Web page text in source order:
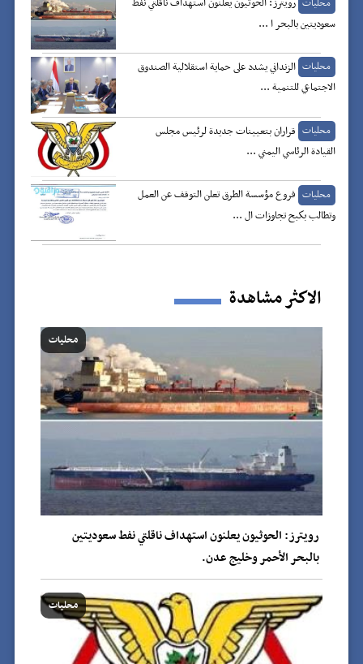
محليات
سعوديتين بالبحر ا ...
محليات الزنداني يشدد على حماية استقلالية الصندوق
الاجتماعي للتنمية ...
محليات قراران بتعيينات جديدة لرئيس مجلس
القيادة الرئاسي اليمني ...
محليات فروع مؤسسة الطرق تعلن التوقف عن العمل
وتطالب بكبح تجاوزات ال ...
الاكثر مشاهدة
محليات
رويترز: الحوثيون يعلنون استهداف ناقلتي نفط سعوديتين
بالبحر الأحمر وخليج عدن.
محليات